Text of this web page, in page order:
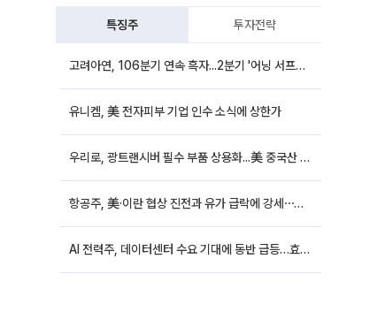
특징주 투자전략
고려아연, 106분기 연속 흑자...2분기 '어닝 서프라이즈'에 장 초반 12%대 강세
유니켐, 美 전자피부 기업 인수 소식에 상한가
우리로, 광트랜시버 필수 부품 상용화...美 중국산 퇴출 추진에 상승세
항공주, 美·이란 협상 진전과 유가 급락에 강세⋯한진칼 8%↑
AI 전력주, 데이터센터 수요 기대에 동반 급등…효성중공업 10%↑